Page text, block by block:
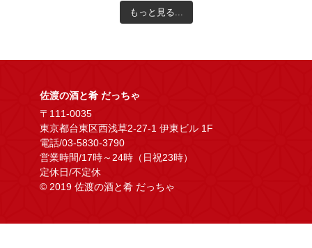
もっと見る...
佐渡の酒と肴 だっちゃ
〒111-0035
東京都台東区西浅草2-27-1 伊東ビル 1F
電話/03-5830-3790
営業時間/17時～24時（日祝23時）
定休日/不定休
© 2019 佐渡の酒と肴 だっちゃ